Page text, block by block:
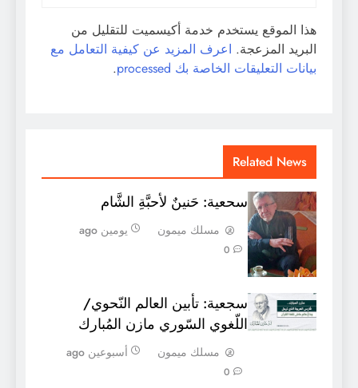
هذا الموقع يستخدم خدمة أكيسميت للتقليل من
البريد المزعجة. اعرف المزيد عن كيفية التعامل مع
بيانات التعليقات الخاصة بك processed
.
Related News
سحعية: حَنينٌ لأحبَّةِ الشَّام
مسلك ميمون يومين ago
0
سجعية: تأبين العالم النّحوي/
اللّغوي السّوري مازن المُبارك
مسلك ميمون أسبوعين ago
0